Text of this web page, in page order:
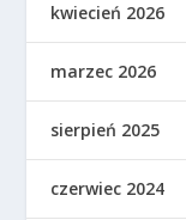
kwiecień 2026
marzec 2026
sierpień 2025
czerwiec 2024